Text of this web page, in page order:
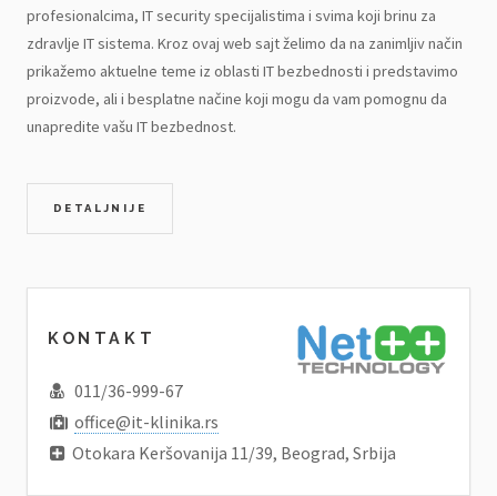
profesionalcima, IT security specijalistima i svima koji brinu za
zdravlje IT sistema. Kroz ovaj web sajt želimo da na zanimljiv način
prikažemo aktuelne teme iz oblasti IT bezbednosti i predstavimo
proizvode, ali i besplatne načine koji mogu da vam pomognu da
unapredite vašu IT bezbednost.
DETALJNIJE
KONTAKT
011/36-999-67
office@it-klinika.rs
Otokara Keršovanija 11/39, Beograd, Srbija